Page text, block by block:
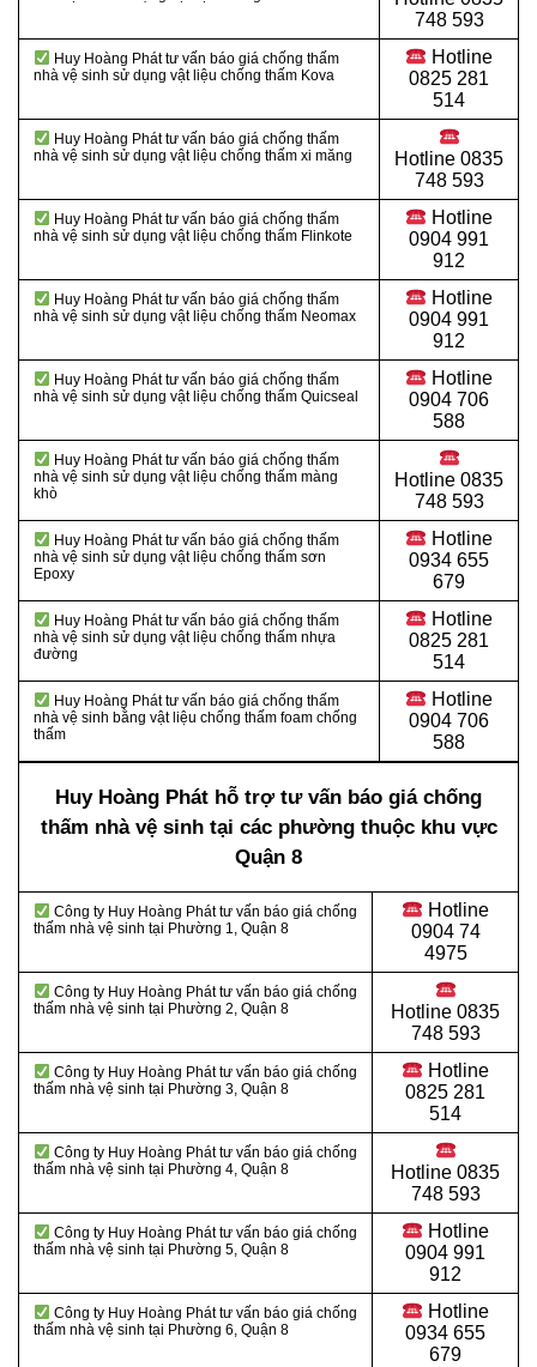
748 593
Huy Hoàng Phát tư vấn báo giá chống thấm
nhà vệ sinh sử dụng vật liệu chống thấm Kova
Hotline
0825 281
514
Huy Hoàng Phát tư vấn báo giá chống thấm
nhà vệ sinh sử dụng vật liệu chống thấm xi măng Hotline 0835
748 593
Huy Hoàng Phát tư vấn báo giá chống thấm
nhà vệ sinh sử dụng vật liệu chống thấm Flinkote
Hotline
0904 991
912
Huy Hoàng Phát tư vấn báo giá chống thấm
nhà vệ sinh sử dụng vật liệu chống thấm Neomax
Hotline
0904 991
912
Huy Hoàng Phát tư vấn báo giá chống thấm
nhà vệ sinh sử dụng vật liệu chống thấm Quicseal
Hotline
0904 706
588
Huy Hoàng Phát tư vấn báo giá chống thấm
nhà vệ sinh sử dụng vật liệu chống thấm màng
khò
Hotline 0835
748 593
Huy Hoàng Phát tư vấn báo giá chống thấm
nhà vệ sinh sử dụng vật liệu chống thấm sơn
Epoxy
Hotline
0934 655
679
Huy Hoàng Phát tư vấn báo giá chống thấm
nhà vệ sinh sử dụng vật liệu chống thấm nhựa
đường
Hotline
0825 281
514
Huy Hoàng Phát tư vấn báo giá chống thấm
nhà vệ sinh bằng vật liệu chống thấm foam chống
thấm
Hotline
0904 706
588
Huy Hoàng Phát hỗ trợ tư vấn báo giá chống
thấm nhà vệ sinh tại các phường thuộc khu vực
Quận 8
Công ty Huy Hoàng Phát tư vấn báo giá chống
thấm nhà vệ sinh tại Phường 1, Quận 8
Hotline
0904 74
4975
Công ty Huy Hoàng Phát tư vấn báo giá chống
thấm nhà vệ sinh tại Phường 2, Quận 8
Hotline 0835
748 593
Công ty Huy Hoàng Phát tư vấn báo giá chống
thấm nhà vệ sinh tại Phường 3, Quận 8
Hotline
0825 281
514
Công ty Huy Hoàng Phát tư vấn báo giá chống
thấm nhà vệ sinh tại Phường 4, Quận 8
Hotline 0835
748 593
Công ty Huy Hoàng Phát tư vấn báo giá chống
thấm nhà vệ sinh tại Phường 5, Quận 8
Hotline
0904 991
912
Công ty Huy Hoàng Phát tư vấn báo giá chống
thấm nhà vệ sinh tại Phường 6, Quận 8
Hotline
0934 655
679